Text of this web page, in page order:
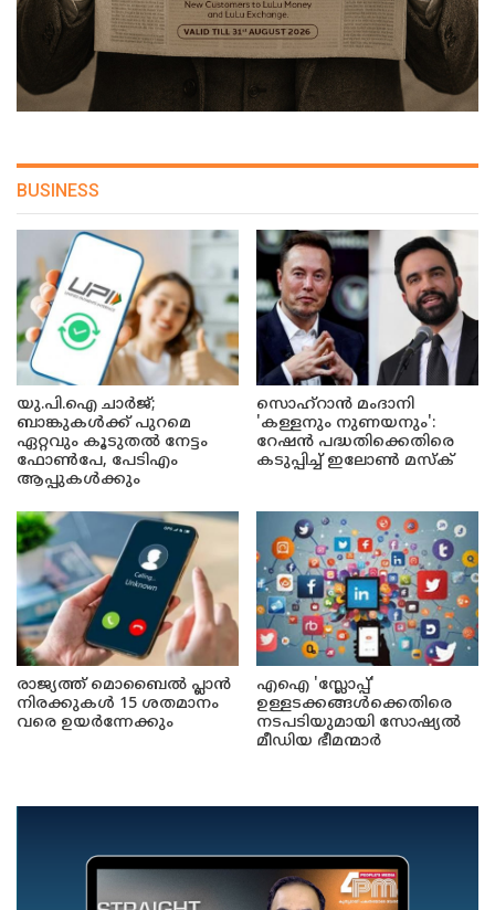
BUSINESS
യു.പി.ഐ ചാർജ്;
ബാങ്കുകൾക്ക് പുറമെ
ഏറ്റവും കൂടുതൽ നേട്ടം
ഫോൺപേ, പേടിഎം
ആപ്പുകൾക്കും
സൊഹ്റാൻ മംദാനി
'കള്ളനും നുണയനും':
റേഷൻ പദ്ധതിക്കെതിരെ
കടുപ്പിച്ച് ഇലോൺ മസ്ക്
രാജ്യത്ത് മൊബൈൽ പ്ലാൻ
നിരക്കുകൾ 15 ശതമാനം
വരെ ഉയർന്നേക്കും
എഐ 'സ്ലോപ്പ്'
ഉള്ളടക്കങ്ങൾക്കെതിരെ
നടപടിയുമായി സോഷ്യൽ
മീഡിയ ഭീമന്മാർ